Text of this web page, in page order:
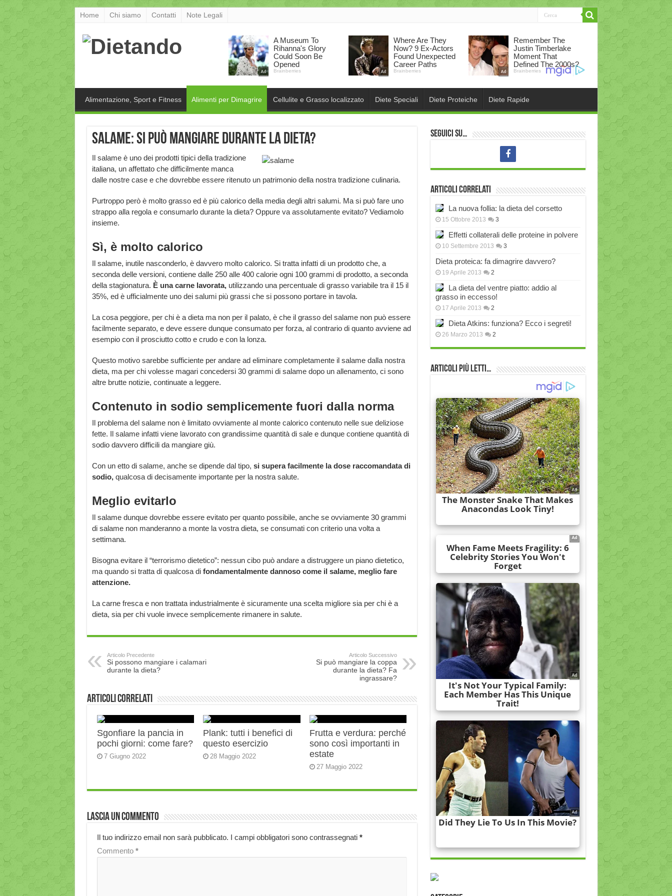
Home Chi siamo Contatti Note Legali
Alimentazione, Sport e Fitness Alimenti per Dimagrire Cellulite e Grasso localizzato Diete Speciali Diete Proteiche Diete Rapide
Salame: si può mangiare durante la dieta?
Il salame è uno dei prodotti tipici della tradizione
italiana, un affettato che difficilmente manca
dalle nostre case e che dovrebbe essere ritenuto un patrimonio della nostra tradizione culinaria.
Purtroppo però è molto grasso ed è più calorico della media degli altri salumi. Ma si può fare uno
strappo alla regola e consumarlo durante la dieta? Oppure va assolutamente evitato? Vediamolo
insieme.
Sì, è molto calorico
Il salame, inutile nasconderlo, è davvero molto calorico. Si tratta infatti di un prodotto che, a
seconda delle versioni, contiene dalle 250 alle 400 calorie ogni 100 grammi di prodotto, a seconda
della stagionatura. È una carne lavorata,utilizzando una percentuale di grasso variabile tra il 15 il
35%, ed è ufficialmente uno dei salumi più grassi che si possono portare in tavola.
La cosa peggiore, per chi è a dieta ma non per il palato, è che il grasso del salame non può essere
facilmente separato, e deve essere dunque consumato per forza, al contrario di quanto avviene ad
esempio con il prosciutto cotto e crudo e con la lonza.
Questo motivo sarebbe sufficiente per andare ad eliminare completamente il salame dalla nostra
dieta, ma per chi volesse magari concedersi 30 grammi di salame dopo un allenamento, ci sono
altre brutte notizie, continuate a leggere.
Contenuto in sodio semplicemente fuori dalla norma
Il problema del salame non è limitato ovviamente al monte calorico contenuto nelle sue deliziose
fette. Il salame infatti viene lavorato con grandissime quantità di sale e dunque contiene quantità di
sodio davvero difficili da mangiare giù.
Con un etto di salame, anche se dipende dal tipo, si supera facilmente la dose raccomandata di
sodio,qualcosa di decisamente importante per la nostra salute.
Meglio evitarlo
Il salame dunque dovrebbe essere evitato per quanto possibile, anche se ovviamente 30 grammi
di salame non manderanno a monte la vostra dieta, se consumati con criterio una volta a
settimana.
Bisogna evitare il “terrorismo dietetico”: nessun cibo può andare a distruggere un piano dietetico,
ma quando si tratta di qualcosa di fondamentalmente dannoso come il salame, meglio fare
attenzione.
La carne fresca e non trattata industrialmente è sicuramente una scelta migliore sia per chi è a
dieta, sia per chi vuole invece semplicemente rimanere in salute.
Articolo Precedente
Si possono mangiare i calamari
durante la dieta?
Articolo Successivo
Si può mangiare la coppa
durante la dieta? Fa
ingrassare?
Articoli correlati
Sgonfiare la pancia in
pochi giorni: come fare?
7 Giugno 2022
Plank: tutti i benefici di
questo esercizio
28 Maggio 2022
Frutta e verdura: perché
sono così importanti in
estate
27 Maggio 2022
Lascia un commento
Il tuo indirizzo email non sarà pubblicato. I campi obbligatori sono contrassegnati *
Commento *
Seguici su…
Articoli correlati
La nuova follia: la dieta del corsetto
15 Ottobre 2013 3
Effetti collaterali delle proteine in polvere
10 Settembre 2013 3
Dieta proteica: fa dimagrire davvero?
19 Aprile 2013 2
La dieta del ventre piatto: addio al
grasso in eccesso!
17 Aprile 2013 2
Dieta Atkins: funziona? Ecco i segreti!
26 Marzo 2013 2
Articoli più Letti…